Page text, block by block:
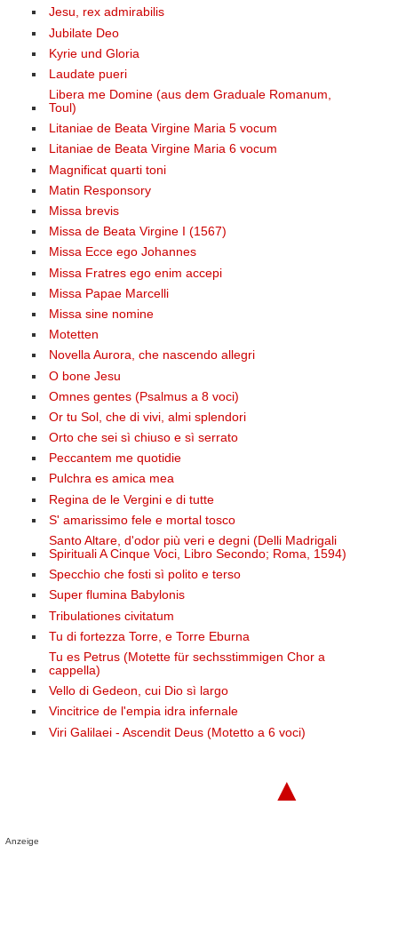
Jesu, rex admirabilis
Jubilate Deo
Kyrie und Gloria
Laudate pueri
Libera me Domine (aus dem Graduale Romanum,
Toul)
Litaniae de Beata Virgine Maria 5 vocum
Litaniae de Beata Virgine Maria 6 vocum
Magnificat quarti toni
Matin Responsory
Missa brevis
Missa de Beata Virgine I (1567)
Missa Ecce ego Johannes
Missa Fratres ego enim accepi
Missa Papae Marcelli
Missa sine nomine
Motetten
Novella Aurora, che nascendo allegri
O bone Jesu
Omnes gentes (Psalmus a 8 voci)
Or tu Sol, che di vivi, almi splendori
Orto che sei sì chiuso e sì serrato
Peccantem me quotidie
Pulchra es amica mea
Regina de le Vergini e di tutte
S' amarissimo fele e mortal tosco
Santo Altare, d'odor più veri e degni (Delli Madrigali
Spirituali A Cinque Voci, Libro Secondo; Roma, 1594)
Specchio che fosti sì polito e terso
Super flumina Babylonis
Tribulationes civitatum
Tu di fortezza Torre, e Torre Eburna
Tu es Petrus (Motette für sechsstimmigen Chor a
cappella)
Vello di Gedeon, cui Dio sì largo
Vincitrice de l'empia idra infernale
Viri Galilaei - Ascendit Deus (Motetto a 6 voci)
▲
Anzeige